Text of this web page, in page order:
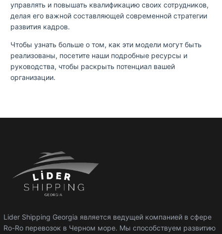
управлять и повышать квалификацию своих сотрудников,
делая его важной составляющей современной стратегии
развития кадров.
Чтобы узнать больше о том, как эти модели могут быть
реализованы, посетите наши подробные ресурсы и
руководства, чтобы раскрыть потенциал вашей
организации.
Lider Shipping Georgia является ведущей компанией в сфере
Ro-Ro перевозок в Черном море. Мы способствуем развитию